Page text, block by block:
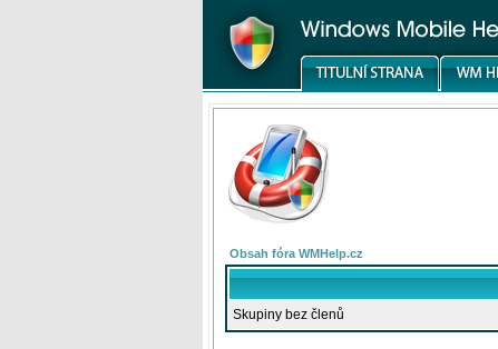
Obsah fóra WMHelp.cz
Skupiny bez členů